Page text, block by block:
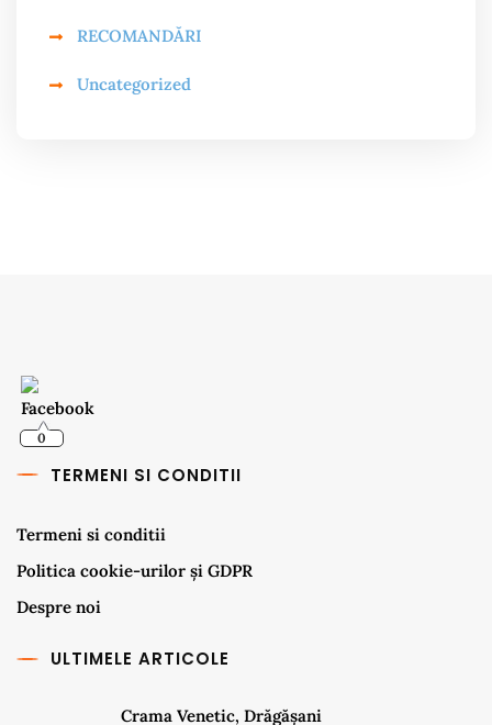
RECOMANDĂRI
Uncategorized
0
TERMENI SI CONDITII
Termeni si conditii
Politica cookie-urilor și GDPR
Despre noi
ULTIMELE ARTICOLE
Crama Venetic, Drăgășani